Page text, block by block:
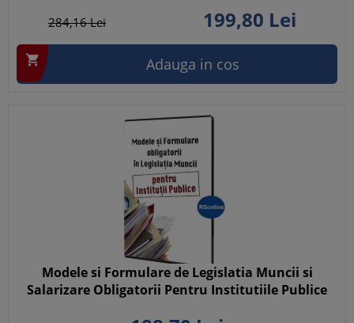
284,16Lei 199,80 Lei
 Adauga in cos
Modele si Formulare de Legislatia Muncii si
Salarizare Obligatorii Pentru Institutiile Publice